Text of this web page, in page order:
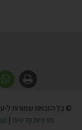
© כל הזכויות שמורות ל-
מדיניות פרטיות |